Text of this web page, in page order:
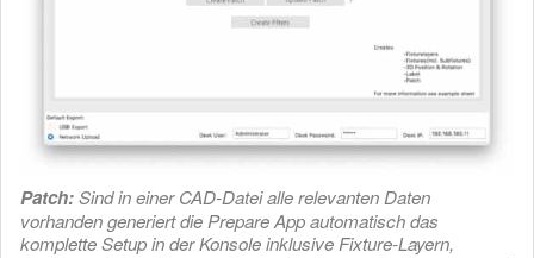
Patch:Sind in einer CAD-Datei alle relevanten Daten
vorhanden generiert die Prepare App automatisch das
komplette Setup in der Konsole inklusive Fixture-Layern,